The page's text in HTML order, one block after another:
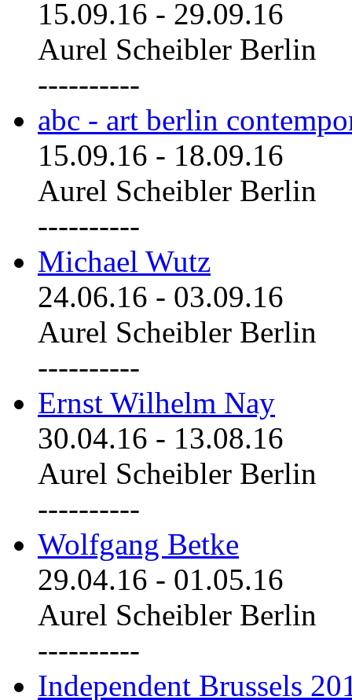
15.09.16 - 29.09.16
Aurel Scheibler Berlin
----------
abc - art berlin
15.09.16 - 18.09.16
Aurel Scheibler Berlin
----------
Michael Wutz
24.06.16 - 03.09.16
Aurel Scheibler Berlin
----------
Ernst Wilhelm Nay
30.04.16 - 13.08.16
Aurel Scheibler Berlin
----------
Wolfgang Betke
29.04.16 - 01.05.16
Aurel Scheibler Berlin
----------
Independent Brussels